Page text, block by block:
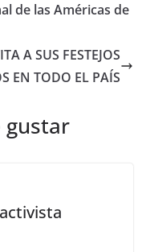
de las Américas de
A SUS FESTEJOS
EN TODO EL PAÍS
gustar